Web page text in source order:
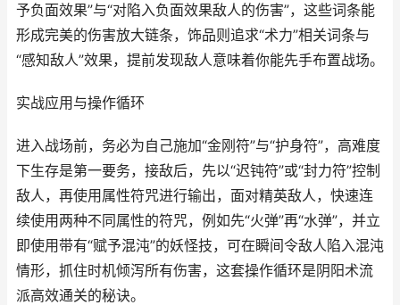
予负面效果”与“对陷入负面效果敌人的伤害”，这些词条能
形成完美的伤害放大链条，饰品则追求“术力”相关词条与
“感知敌人”效果，提前发现敌人意味着你能先手布置战场。
实战应用与操作循环
进入战场前，务必为自己施加“金刚符”与“护身符”，高难度
下生存是第一要务，接敌后，先以“迟钝符”或“封力符”控制
敌人，再使用属性符咒进行输出，面对精英敌人，快速连
续使用两种不同属性的符咒，例如先“火弹”再“水弹”，并立
即使用带有“赋予混沌”的妖怪技，可在瞬间令敌人陷入混沌
情形，抓住时机倾泻所有伤害，这套操作循环是阴阳术流
派高效通关的秘诀。